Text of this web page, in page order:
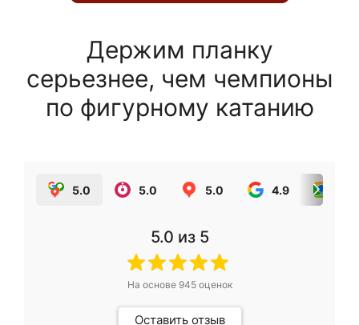
Держим планку
серьезнее, чем чемпионы
по фигурному катанию
5.0 5.0 5.0 4.9
5.0 из 5
На основе 945оценок
Оставить отзыв